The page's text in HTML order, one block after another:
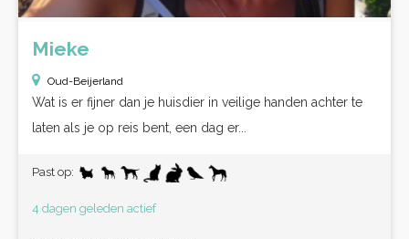
Mieke
Oud-Beijerland
Wat is er fijner dan je huisdier in veilige handen achter te
laten als je op reis bent, een dag er...
Past op:
4 dagen geleden actief